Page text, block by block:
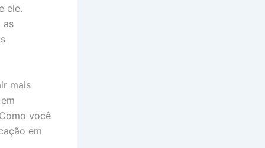
ele.
as
mais
você
em